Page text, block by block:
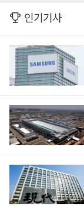
인기기사